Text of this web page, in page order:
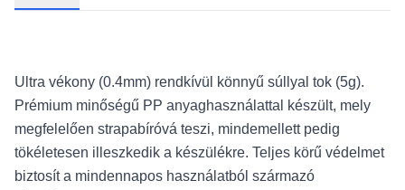
Ultra vékony (0.4mm) rendkívül könnyű súllyal tok (5g).
Prémium minőségű PP anyaghasználattal készült, mely
megfelelően strapabíróvá teszi, mindemellett pedig
tökéletesen illeszkedik a készülékre. Teljes körű védelmet
biztosít a mindennapos használatból származó